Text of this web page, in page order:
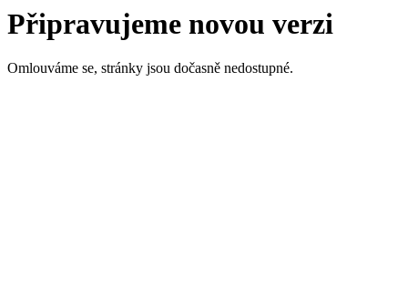
Připravujeme novou verzi
Omlouváme se, stránky jsou dočasně nedostupné.